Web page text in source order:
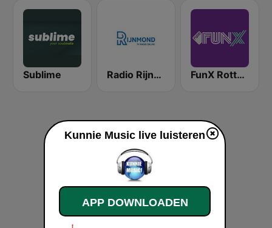
Sublime Radio Rijnmond FM 93.4 FunX Rotterdam
Kunnie Music live luisteren
APP DOWNLOADEN